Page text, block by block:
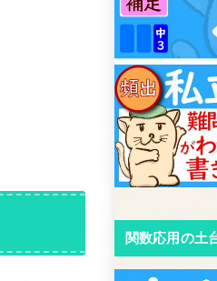
関数応用の土